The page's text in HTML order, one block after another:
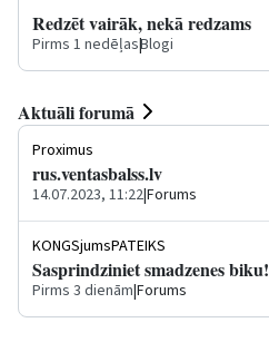
Redzēt vairāk, nekā redzams
Pirms 1 nedēļas|Blogi
Aktuāli forumā
Proximus
rus.ventasbalss.lv
14.07.2023, 11:22|Forums
KONGSjumsPATEIKS
Sasprindziniet smadzenes biku!
Pirms 3 dienām|Forums